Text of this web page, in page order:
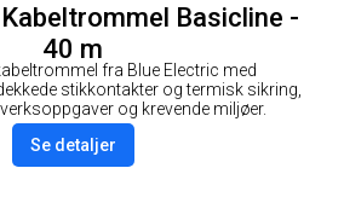
Basicline -
40 m
fra Blue Electric med
stikkontakter og termisk sikring,
og krevende miljøer.
Se detaljer